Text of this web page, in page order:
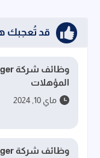
قد تُعجبك
المؤهلات
ماي 10, 2024